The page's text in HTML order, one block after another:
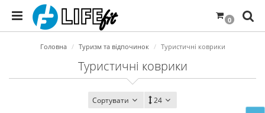
0
Головна Туризм та відпочинок Туристичні коврики
Туристичні коврики
Сортувати 24